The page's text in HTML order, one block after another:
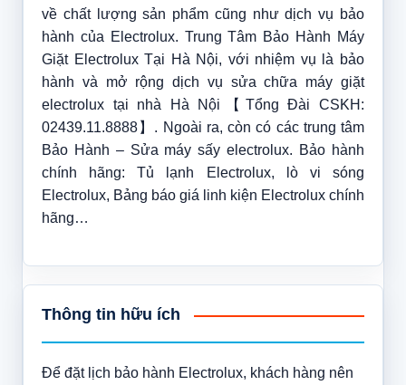
về chất lượng sản phẩm cũng như dịch vụ bảo
hành của Electrolux. Trung Tâm Bảo Hành Máy
Giặt Electrolux Tại Hà Nội, với nhiệm vụ là bảo
hành và mở rộng dịch vụ sửa chữa máy giặt
electrolux tại nhà Hà Nội【Tổng Đài CSKH:
02439.11.8888】. Ngoài ra, còn có các trung tâm
Bảo Hành – Sửa máy sấy electrolux. Bảo hành
chính hãng: Tủ lạnh Electrolux, lò vi sóng
Electrolux, Bảng báo giá linh kiện Electrolux chính
hãng…
Thông tin hữu ích
Để đặt lịch bảo hành Electrolux, khách hàng nên